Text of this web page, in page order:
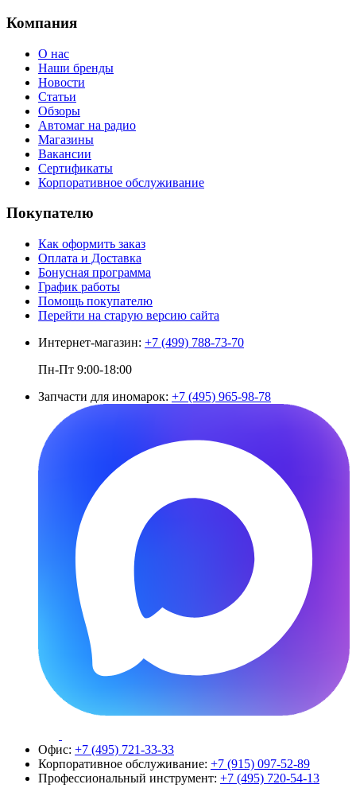
Компания
О нас
Наши бренды
Новости
Статьи
Обзоры
Автомаг на радио
Магазины
Вакансии
Сертификаты
Корпоративное обслуживание
Покупателю
Как оформить заказ
Оплата и Доставка
Бонусная программа
График работы
Помощь покупателю
Перейти на старую версию сайта
Интернет-магазин: +7 (499) 788-73-70
Пн-Пт 9:00-18:00
Запчасти для иномарок: +7 (495) 965-98-78
Офис: +7 (495) 721-33-33
Корпоративное обслуживание: +7 (915) 097-52-89
Профессиональный инструмент: +7 (495) 720-54-13